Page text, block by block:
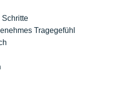
Schritte
Tragegefühl